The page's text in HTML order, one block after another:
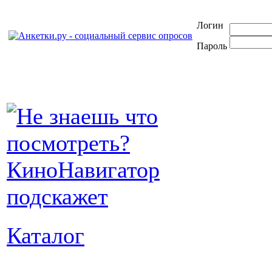
Логин
Пароль
Каталог